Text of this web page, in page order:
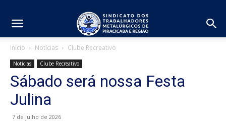
Início Notícias Clube Recreativo
Notícias Clube Recreativo
Sábado será nossa Festa
Julina
7 de julho de 2026